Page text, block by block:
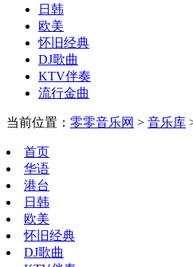
日韩
欧美
怀旧经典
DJ歌曲
KTV伴奏
流行金曲
当前位置： 零零音乐网 > 音乐库
首页
华语
港台
日韩
欧美
怀旧经典
DJ歌曲